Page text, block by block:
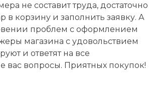
не составит труда, достаточно
в корзину и заполнить заявку. А
проблем с оформлением
магазина с удовольствием
и ответят на все
вас вопросы. Приятных покупок!